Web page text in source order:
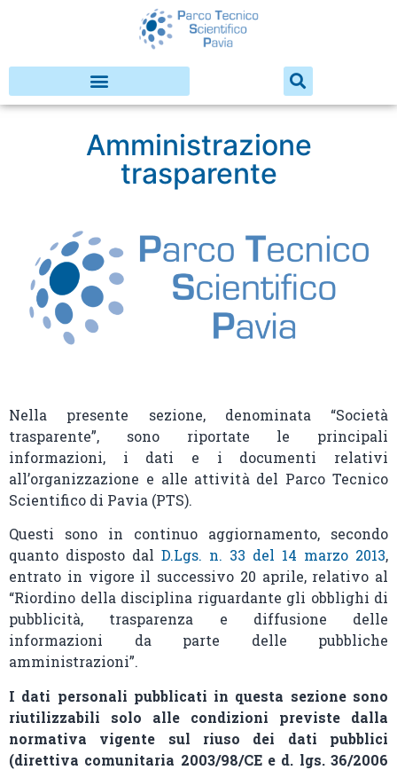
Amministrazione
trasparente
Nella presente sezione, denominata “Società
trasparente”, sono riportate le principali
informazioni, i dati e i documenti relativi
all’organizzazione e alle attività del Parco Tecnico
Scientifico di Pavia (PTS).
Questi sono in continuo aggiornamento, secondo
quanto disposto dal D.Lgs. n. 33 del 14 marzo 2013,
entrato in vigore il successivo 20 aprile, relativo al
“Riordino della disciplina riguardante gli obblighi di
pubblicità, trasparenza e diffusione delle
informazioni da parte delle pubbliche
amministrazioni”.
I dati personali pubblicati in questa sezione sono
riutilizzabili solo alle condizioni previste dalla
normativa vigente sul riuso dei dati pubblici
(direttiva comunitaria 2003/98/CE e d. lgs. 36/2006